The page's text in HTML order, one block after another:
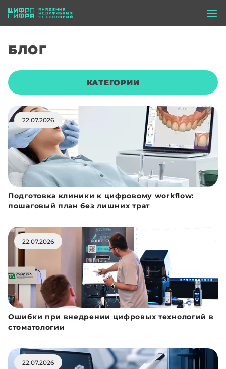
БЛОГ
КАТЕГОРИИ
22.07.2026
Подготовка клиники к цифровому workflow:
пошаговый план без лишних трат
22.07.2026
Ошибки при внедрении цифровых технологий в
стоматологии
22.07.2026